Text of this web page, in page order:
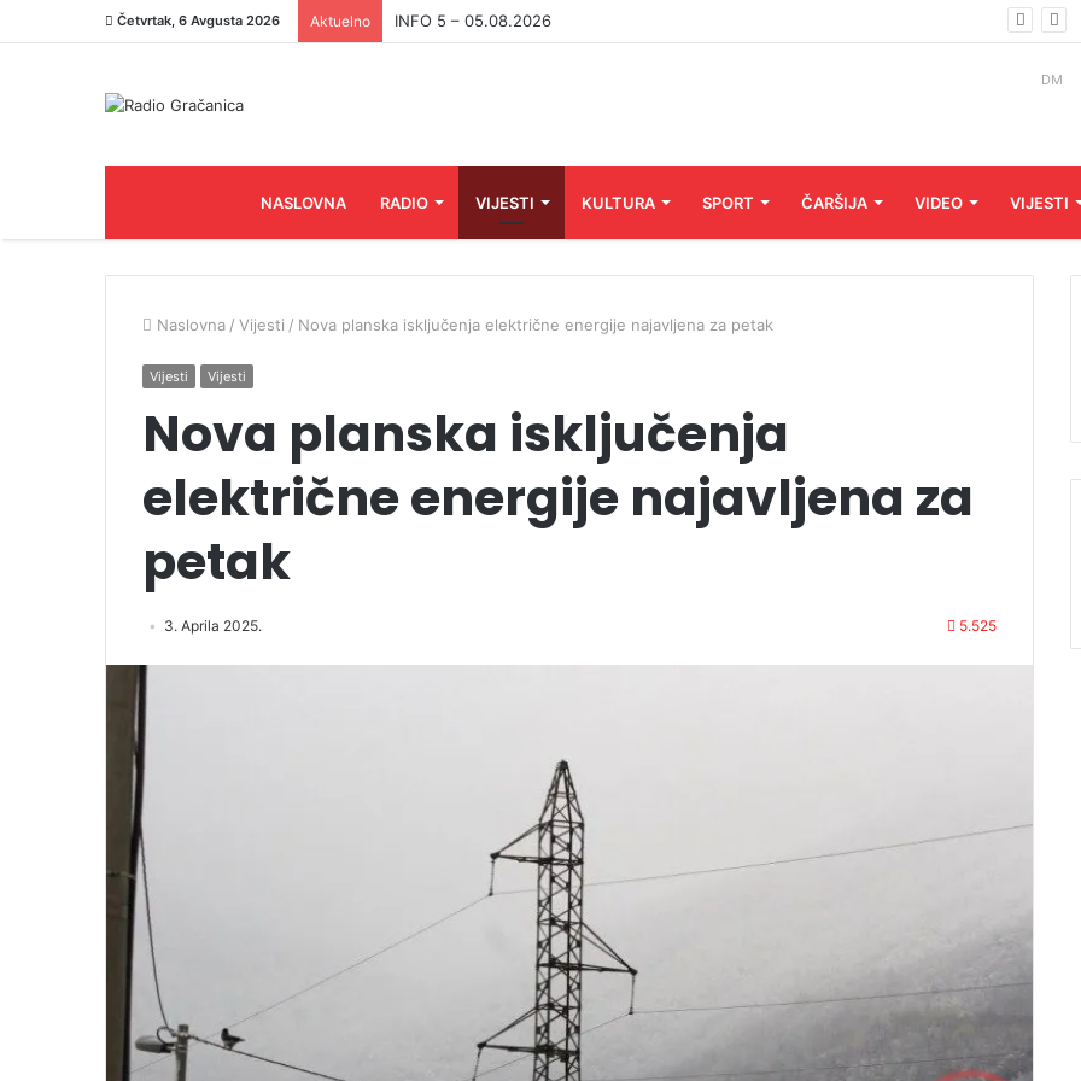
Četvrtak, 6 Avgusta 2026 Aktuelno INFO 5 – 04.08.2026.
DM
NASLOVNA RADIO VIJESTI KULTURA SPORT ČARŠIJA VIDEO VIJESTI
Naslovna / Vijesti / Nova planska isključenja električne energije najavljena za petak
Vijesti Vijesti
Nova planska isključenja
električne energije najavljena za
petak
3. Aprila 2025. 5.525